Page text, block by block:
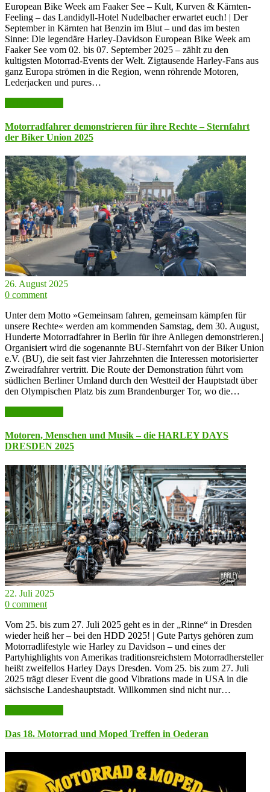
European Bike Week am Faaker See – Kult, Kurven & Kärnten-
Feeling – das Landidyll-Hotel Nudelbacher erwartet euch! | Der
September in Kärnten hat Benzin im Blut – und das im besten
Sinne: Die legendäre Harley-Davidson European Bike Week am
Faaker See vom 02. bis 07. September 2025 – zählt zu den
kultigsten Motorrad-Events der Welt. Zigtausende Harley-Fans aus
ganz Europa strömen in die Region, wenn röhrende Motoren,
Lederjacken und pures…
Motorradfahrer demonstrieren für ihre Rechte – Sternfahrt
der Biker Union 2025
26. August 2025
0 comment
Unter dem Motto »Gemeinsam fahren, gemeinsam kämpfen für
unsere Rechte« werden am kommenden Samstag, dem 30. August,
Hunderte Motorradfahrer in Berlin für ihre Anliegen demonstrieren.|
Organisiert wird die sogenannte BU-Sternfahrt von der Biker Union
e.V. (BU), die seit fast vier Jahrzehnten die Interessen motorisierter
Zweiradfahrer vertritt. Die Route der Demonstration führt vom
südlichen Berliner Umland durch den Westteil der Hauptstadt über
den Olympischen Platz bis zum Brandenburger Tor, wo die…
Motoren, Menschen und Musik – die HARLEY DAYS
DRESDEN 2025
22. Juli 2025
0 comment
Vom 25. bis zum 27. Juli 2025 geht es in der „Rinne“ in Dresden
wieder heiß her – bei den HDD 2025! | Gute Partys gehören zum
Motorradlifestyle wie Harley zu Davidson – und eines der
Partyhighlights von Amerikas traditionsreichstem Motorradhersteller
heißt zweifellos Harley Days Dresden. Vom 25. bis zum 27. Juli
2025 trägt dieser Event die good Vibrations made in USA in die
sächsische Landeshauptstadt. Willkommen sind nicht nur…
Das 18. Motorrad und Moped Treffen in Oederan